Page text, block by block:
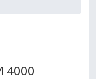
4000